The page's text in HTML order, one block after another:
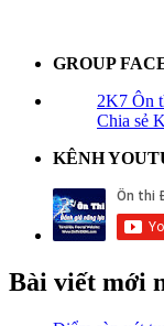
GROUP
2K7 Ôn
Chia sẻ
KÊNH
Bài viết mới